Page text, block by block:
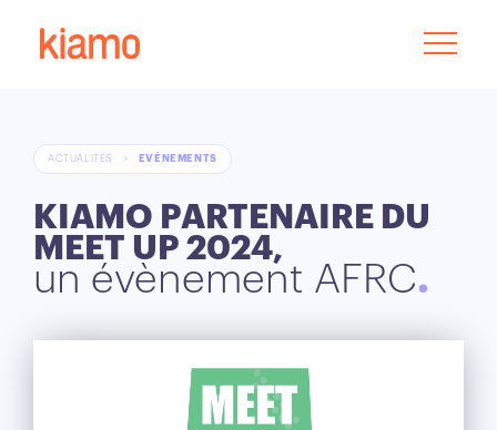
ACTUALITÉS > EVÉNEMENTS
KIAMO PARTENAIRE DU
MEET UP 2024,
un évènement AFRC